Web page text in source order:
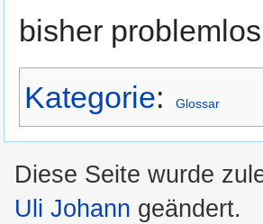
bisher
Kategorie: Glossar
Diese Seite wurde
Uli Johann geändert.